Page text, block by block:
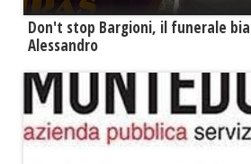
Don't stop Bargioni, il funerale
Alessandro